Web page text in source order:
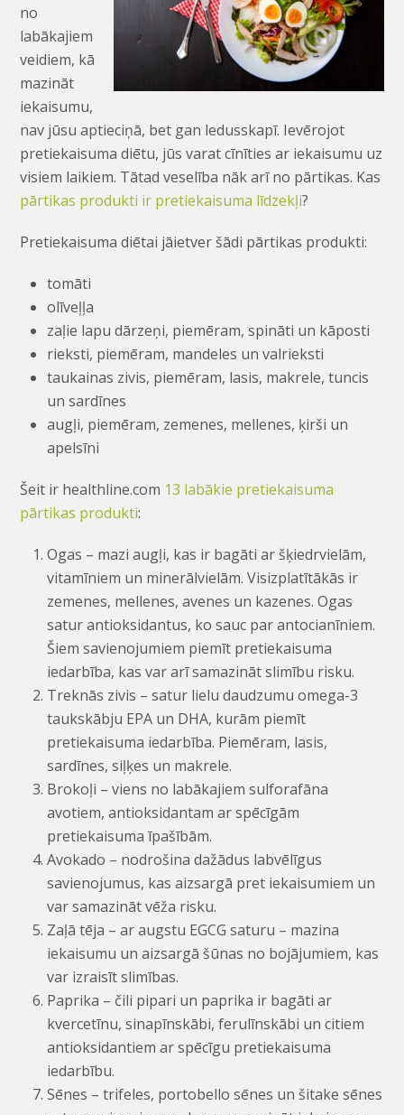
no
labākajiem
veidiem, kā
mazināt
iekaisumu,
nav jūsu aptieciņā, bet gan ledusskapī. Ievērojot
pretiekaisuma diētu, jūs varat cīnīties ar iekaisumu uz
visiem laikiem. Tātad veselība nāk arī no pārtikas. Kas
pārtikas produkti ir pretiekaisuma līdzekļi?
Pretiekaisuma diētai jāietver šādi pārtikas produkti:
tomāti
olīveļļa
zaļie lapu dārzeņi, piemēram, spināti un kāposti
rieksti, piemēram, mandeles un valrieksti
taukainas zivis, piemēram, lasis, makrele, tuncis
un sardīnes
augļi, piemēram, zemenes, mellenes, ķirši un
apelsīni
Šeit ir healthline.com 13 labākie pretiekaisuma
pārtikas produkti:
Ogas – mazi augļi, kas ir bagāti ar šķiedrvielām,
vitamīniem un minerālvielām. Visizplatītākās ir
zemenes, mellenes, avenes un kazenes. Ogas
satur antioksidantus, ko sauc par antocianīniem.
Šiem savienojumiem piemīt pretiekaisuma
iedarbība, kas var arī samazināt slimību risku.
Treknās zivis – satur lielu daudzumu omega-3
taukskābju EPA un DHA, kurām piemīt
pretiekaisuma iedarbība. Piemēram, lasis,
sardīnes, siļķes un makrele.
Brokoļi – viens no labākajiem sulforafāna
avotiem, antioksidantam ar spēcīgām
pretiekaisuma īpašībām.
Avokado – nodrošina dažādus labvēlīgus
savienojumus, kas aizsargā pret iekaisumiem un
var samazināt vēža risku.
Zaļā tēja – ar augstu EGCG saturu – mazina
iekaisumu un aizsargā šūnas no bojājumiem, kas
var izraisīt slimības.
Paprika – čili pipari un paprika ir bagāti ar
kvercetīnu, sinapīnskābi, ferulīnskābi un citiem
antioksidantiem ar spēcīgu pretiekaisuma
iedarbību.
Sēnes – trifeles, portobello sēnes un šitake sēnes